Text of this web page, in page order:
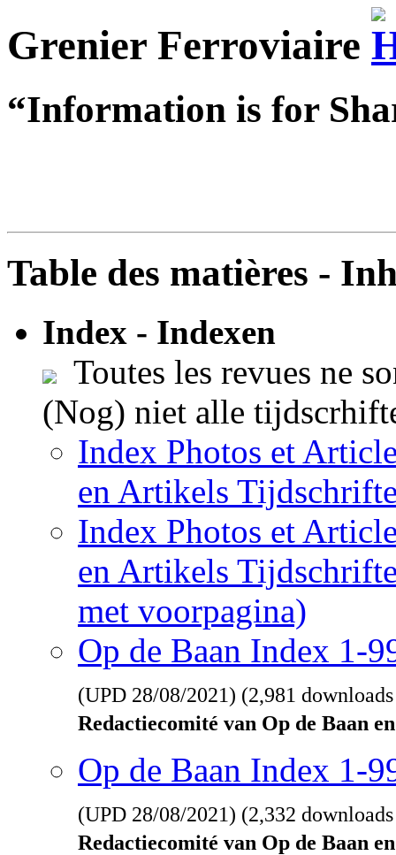
Grenier Ferroviaire
“Information is for
Table des matières -
Index - Indexen
Toutes les revues ne
(Nog) niet alle
Index Photos et
en Artikels
Index Photos et
en Artikels
met voorpagina)
Op de Baan Index 1-
(UPD 28/08/2021) (2,981
Redactiecomité van Op de Baan
Op de Baan Index 1-
(UPD 28/08/2021) (2,332